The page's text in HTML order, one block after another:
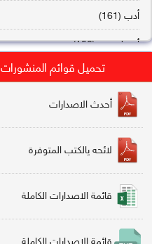
أدب (161)
أصول فقه (158)
تاريخ (138)
فقه شافعي (132)
فقه حنفي (113)
فقه مالكي (112)
تفسير قرآن (106)
تحميل قوائم المنشورات
أحدث الاصدارات
لائحه يالكتب المتوفرة
قائمة الاصدارات الكاملة